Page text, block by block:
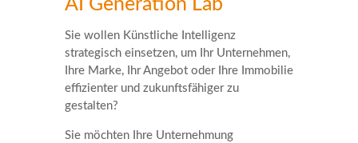
AI Generation Lab
Sie wollen Künstliche Intelligenz
strategisch einsetzen, um Ihr Unternehmen,
Ihre Marke, Ihr Angebot oder Ihre Immobilie
effizienter und zukunftsfähiger zu
gestalten?
Sie möchten Ihre Unternehmung